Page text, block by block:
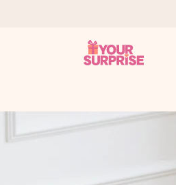
du es genau zum richtigen
(Gesamtergebnis aller